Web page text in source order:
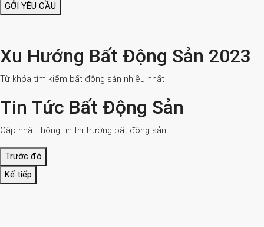
GỞI YÊU CẦU
Xu Hướng Bất Động Sản 2023
Từ khóa tìm kiếm bất động sản nhiều nhất
Tin Tức Bất Động Sản
Cập nhật thông tin thị trường bất động sản
Trước đó
Kế tiếp